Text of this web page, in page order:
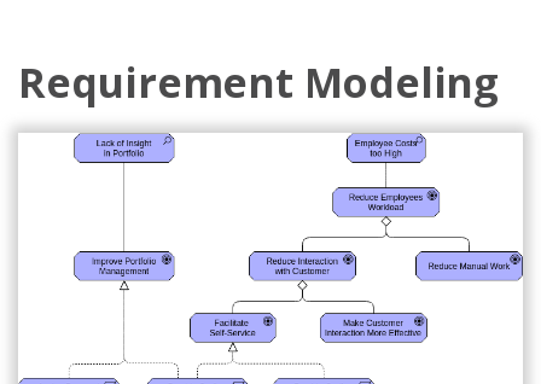
Requirement Modeling